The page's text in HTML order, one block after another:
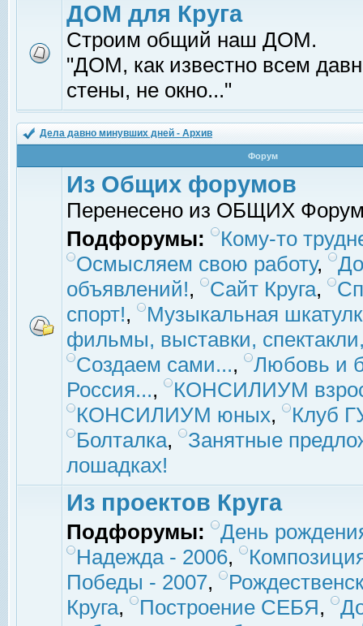
ДОМ для Круга
Строим общий наш ДОМ.
"ДОМ, как известно всем
стены, не окно..."
Дела давно минувших дней - Архив
Форум
Из Общих форумов
Перенесено из ОБЩИХ
Подфорумы:
Кому-то
Осмысляем свою работу,
объявлений!, Сайт Круга,
спорт!,
Музыкальная
фильмы, выставки,
Создаем сами...,
Любовь и
Россия...,
КОНСИЛИУМ
КОНСИЛИУМ юных,
Клуб
Болталка,
Занятные
лошадках!
Из проектов Круга
Подфорумы:
День
Надежда - 2006,
Победы - 2007,
Круга, Построение СЕБЯ,